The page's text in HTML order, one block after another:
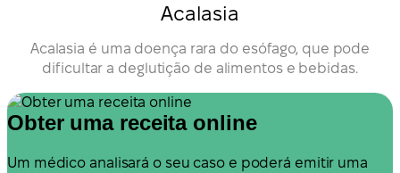
Acalasia
Acalasia é uma doença rara do esófago, que pode
dificultar a deglutição de alimentos e bebidas.
Obter uma receita online
Um médico analisará o seu caso e poderá emitir uma